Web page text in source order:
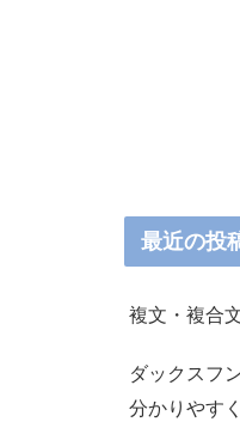
最近の投
複文・複合
ダックスフ
分かりやす